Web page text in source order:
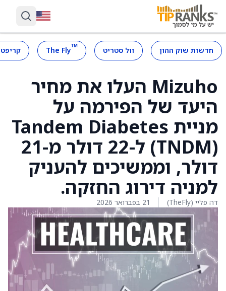
חדשות שוק ההון וול סטריט ™
The Fly
Mizuho העלו את מחיר
היעד של הפירמה על
מניית Tandem Diabetes
(TNDM) ל-22 דולר מ-21
דולר, וממשיכים להעניק
למניה דירוג החזקה.
דה פליי (TheFly) 21 בפברואר 2026